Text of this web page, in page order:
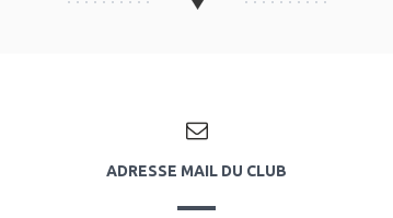
ADRESSE MAIL DU CLUB